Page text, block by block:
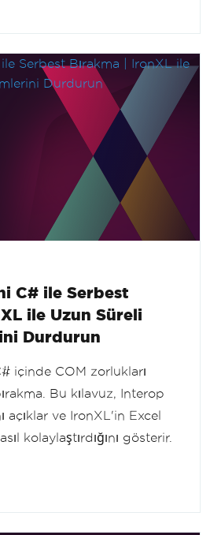
C# ile Serbest
ile Uzun Süreli
Durdurun
içinde COM zorlukları
Bu kılavuz, Interop
açıklar ve IronXL'in Excel
kolaylaştırdığını gösterir.